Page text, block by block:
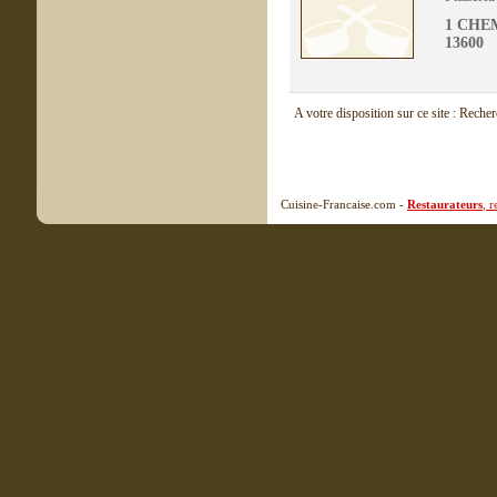
1
13600
A votre disposition sur ce site :
Cuisine-Francaise.com - Restaurateurs ,